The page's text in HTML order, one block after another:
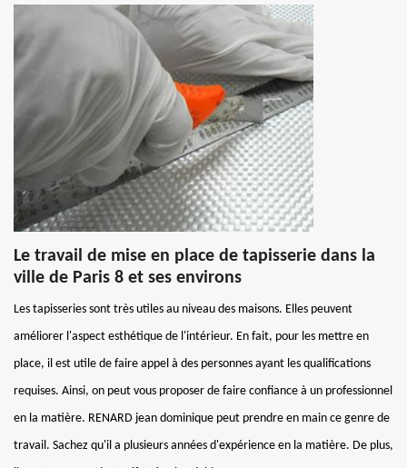
Le travail de mise en place de tapisserie dans la
ville de Paris 8 et ses environs
Les tapisseries sont très utiles au niveau des maisons. Elles peuvent
améliorer l'aspect esthétique de l'intérieur. En fait, pour les mettre en
place, il est utile de faire appel à des personnes ayant les qualifications
requises. Ainsi, on peut vous proposer de faire confiance à un professionnel
en la matière. RENARD jean dominique peut prendre en main ce genre de
travail. Sachez qu'il a plusieurs années d'expérience en la matière. De plus,